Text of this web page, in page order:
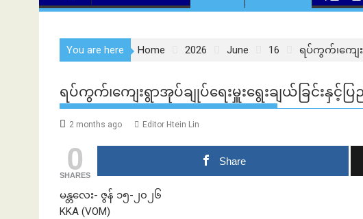
You are here Home 2026 June 16 ရပ်ကွက်၊ကျေ
ရပ်ကွက်၊ကျေးရွာအုပ်ချုပ်ရေးမှူးရွေးချယ်ခြင်းနှ
2 months ago Editor Htein Lin
0
SHARES
Share
မန္တ​လေး- ဇွန် ၁၅-၂၀၂၆
KKA (VOM)